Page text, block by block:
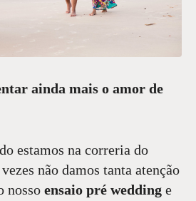
ainda mais o amor de
estamos na correria do
não damos tanta atenção
nosso ensaio pré wedding e